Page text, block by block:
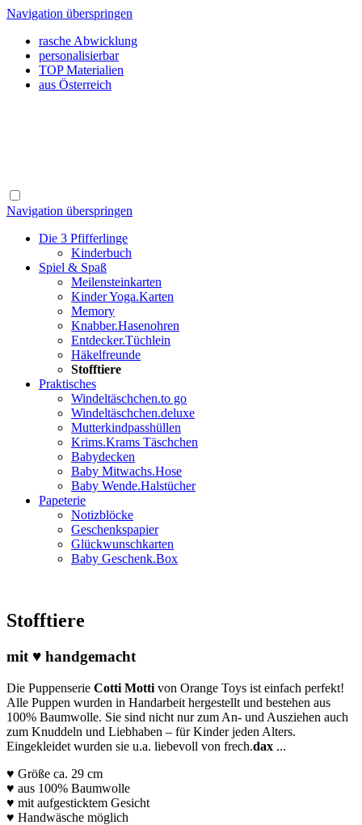
Navigation überspringen
rasche Abwicklung
personalisierbar
TOP Materialien
aus Österreich
Navigation überspringen
Die 3 Pfifferlinge
Kinderbuch
Spiel & Spaß
Meilensteinkarten
Kinder Yoga.Karten
Memory
Knabber.Hasenohren
Entdecker.Tüchlein
Häkelfreunde
Stofftiere
Praktisches
Windeltäschchen.to go
Windeltäschchen.deluxe
Mutterkindpasshüllen
Krims.Krams Täschchen
Babydecken
Baby Mitwachs.Hose
Baby Wende.Halstücher
Papeterie
Notizblöcke
Geschenkspapier
Glückwunschkarten
Baby Geschenk.Box
Stofftiere
mit ♥ handgemacht
Die Puppenserie Cotti Motti von Orange Toys ist einfach perfekt!
Alle Puppen wurden in Handarbeit hergestellt und bestehen aus
100% Baumwolle. Sie sind nicht nur zum An- und Ausziehen auch
zum Knuddeln und Liebhaben – für Kinder jeden Alters.
Eingekleidet wurden sie u.a. liebevoll von frech.dax ...
♥ Größe ca. 29 cm
♥ aus 100% Baumwolle
♥ mit aufgesticktem Gesicht
♥ Handwäsche möglich